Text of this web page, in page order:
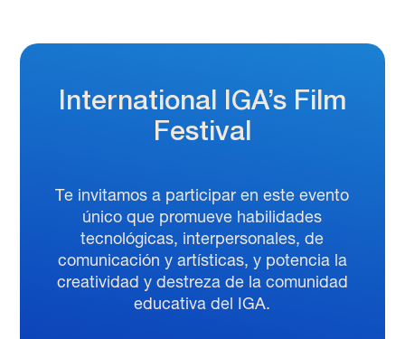
International IGA’s Film
Festival
Te invitamos a participar en este evento
único que promueve habilidades
tecnológicas, interpersonales, de
comunicación y artísticas, y potencia la
creatividad y destreza de la comunidad
educativa del IGA.